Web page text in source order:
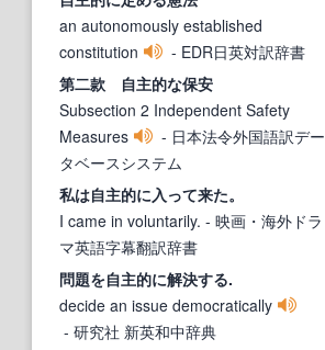
an autonomously established
constitution
- EDR日英対訳辞書
第二款 自主的な保安
Subsection 2 Independent Safety
Measures
- 日本法令外国語訳デー
タベースシステム
私は自主的に 入って来た。
I came in voluntarily. - 映画・海外ドラ
マ英語字幕翻訳辞書
問題を自主的に解決する.
decide an issue democratically
- 研究社 新英和中辞典